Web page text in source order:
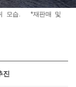
모습. *재판매 및
진